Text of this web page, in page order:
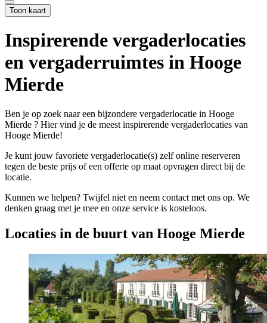
Toon kaart
Inspirerende vergaderlocaties
en vergaderruimtes in Hooge
Mierde
Ben je op zoek naar een bijzondere vergaderlocatie in Hooge
Mierde ? Hier vind je de meest inspirerende vergaderlocaties van
Hooge Mierde!
Je kunt jouw favoriete vergaderlocatie(s) zelf online reserveren
tegen de beste prijs of een offerte op maat opvragen direct bij de
locatie.
Kunnen we helpen? Twijfel niet en neem contact met ons op. We
denken graag met je mee en onze service is kosteloos.
Locaties in de buurt van Hooge Mierde